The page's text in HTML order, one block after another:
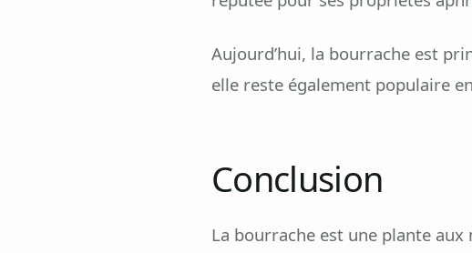
Aujourd’hui, la bourrache est
elle reste également populaire
Conclusion
La bourrache est une plante